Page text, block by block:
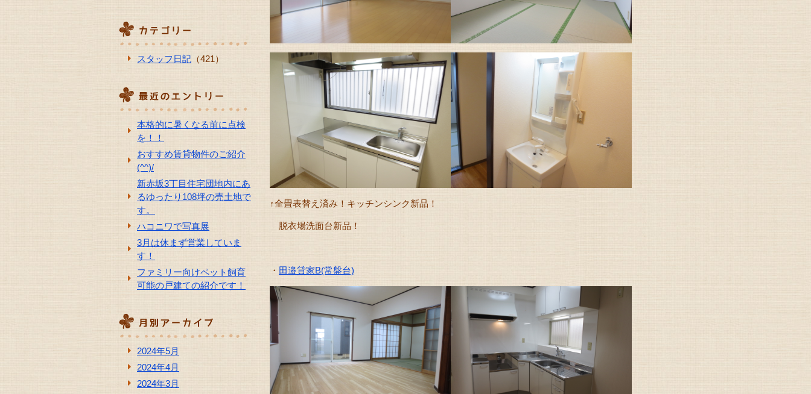
スタッフ日記 （421）
本格的に暑くなる前に点検
を！！
おすすめ賃貸物件のご紹介
(^^)/
新赤坂3丁目住宅団地内にあ
るゆったり108坪の売土地で
す。
ハコニワで写真展
3月は休まず営業していま
す！
ファミリー向けペット飼育
可能の戸建ての紹介です！
2024年5月
2024年4月
2024年3月
↑全畳表替え済み！キッチンシンク新品！
脱衣場洗面台新品！
・ 田邉貸家B(常盤台)